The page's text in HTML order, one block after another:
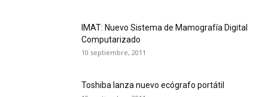
IMAT: Nuevo Sistema de Mamografía Digital
Computarizado
10 septiembre, 2011
Toshiba lanza nuevo ecógrafo portátil